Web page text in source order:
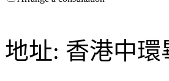
地址: 香港中環